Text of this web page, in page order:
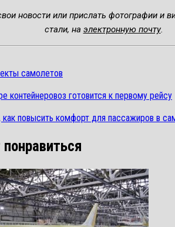
новости или прислать фотографии и
стали, на электронную почту.
самолетов
контейнеровоз готовится к первому рейсу
повысить комфорт для пассажиров в